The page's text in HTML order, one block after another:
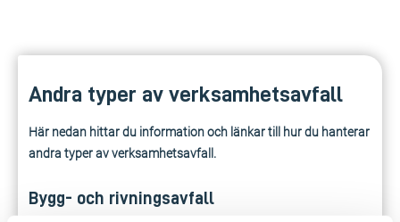
Andra typer av verksamhetsavfall
Här nedan hittar du information och länkar till hur du hanterar
andra typer av verksamhetsavfall.
Bygg- och rivningsavfall